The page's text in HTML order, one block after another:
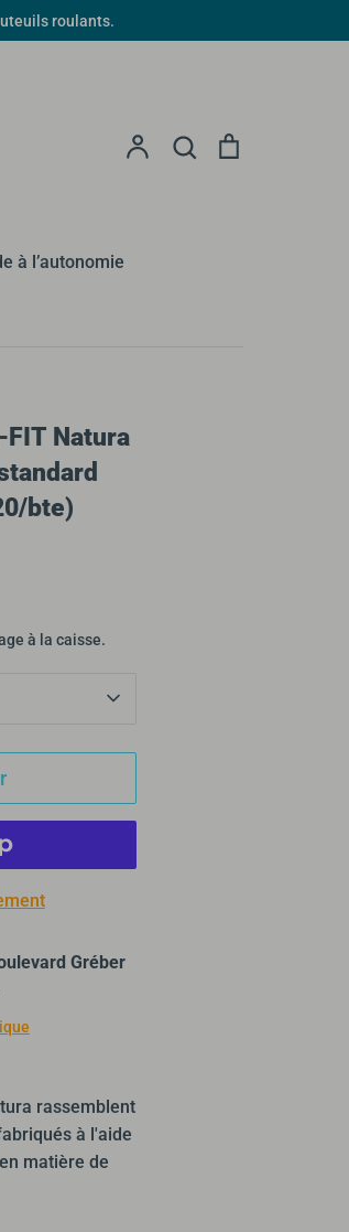
roulants.
Compte Recherche
à l’autonomie
FIT Natura
bte)
à la caisse.
Gréber
rassemblent
à l'aide
matière de